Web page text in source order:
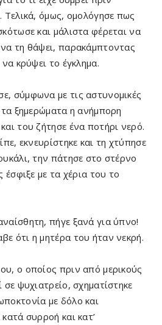
Τελικά, όμως, ομολόγησε πως
και μάλιστα φέρεται να
τη θάψει, παρακάμπτοντας
κρύψει το έγκλημα.
σύμφωνα με τις αστυνομικές
ξημερώματα η ανήμπορη
του ζήτησε ένα ποτήρι νερό.
εκνευρίστηκε και τη χτύπησε
την πάτησε στο στέρνο
έσφιξε με τα χέρια του το
πήγε ξανά για ύπνο!
ότι η μητέρα του ήταν νεκρή.
ο οποίος πριν από μερικούς
σε ψυχιατρείο, σχηματίστηκε
με δόλο και
συρροή και κατ’